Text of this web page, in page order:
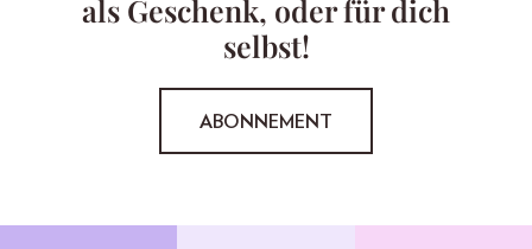
als Geschenk, oder für dich
selbst!
ABONNEMENT